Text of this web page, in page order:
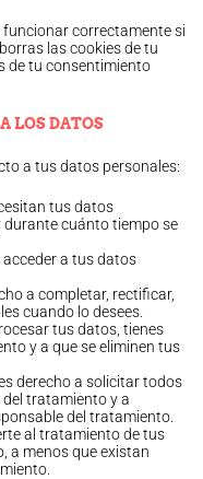
funcionar correctamente si
las cookies de tu
de tu consentimiento
LOS DATOS
a tus datos personales:
tus datos
durante cuánto tiempo se
acceder a tus datos
a completar, rectificar,
cuando lo desees.
tus datos, tienes
y a que se eliminen tus
derecho a solicitar todos
tratamiento y a
del tratamiento.
al tratamiento de tus
a menos que existan